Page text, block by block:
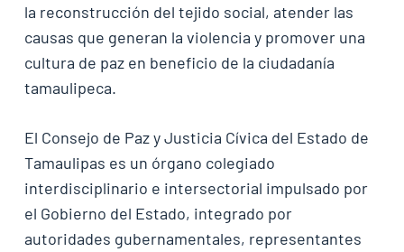
la reconstrucción del tejido social, atender las
causas que generan la violencia y promover una
cultura de paz en beneficio de la ciudadanía
tamaulipeca.
El Consejo de Paz y Justicia Cívica del Estado de
Tamaulipas es un órgano colegiado
interdisciplinario e intersectorial impulsado por
el Gobierno del Estado, integrado por
autoridades gubernamentales, representantes